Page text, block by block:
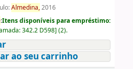
Almedina,2016
:Itens disponíveis para empréstimo:
342.2 D598] (2).
ao seu carrinho